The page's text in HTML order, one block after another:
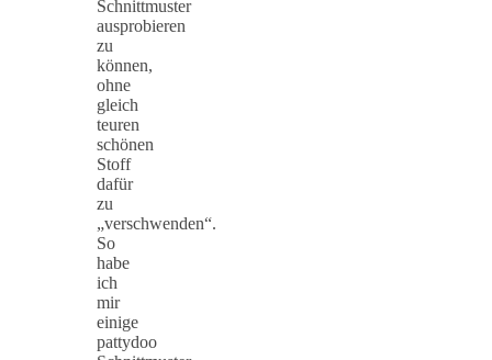
Schnittmuster
ausprobieren
zu
können,
ohne
gleich
teuren
schönen
Stoff
dafür
zu
„verschwenden“.
So
habe
ich
mir
einige
pattydoo